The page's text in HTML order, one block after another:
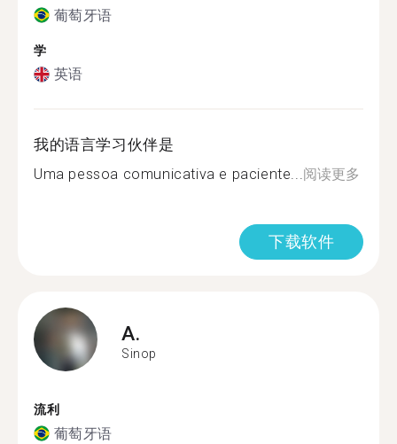
葡萄牙语
学
英语
我的语言学习伙伴是
Uma pessoa comunicativa e paciente...阅读更多
下载软件
A.
Sinop
流利
葡萄牙语